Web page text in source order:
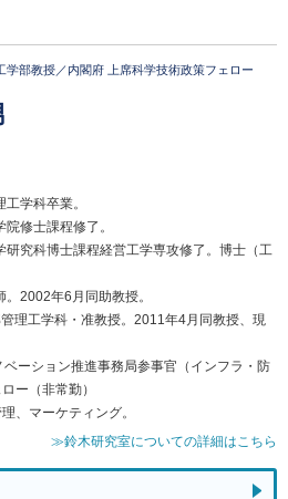
学部教授／内閣府 上席科学技術政策フェロー
学科卒業。
修士課程修了。
究科博士課程経営工学専攻修了。博士（工
2002年6月同助教授。
理工学科・准教授。2011年4月同教授、現
ーション推進事務局参事官（インフラ・防
ー（非常勤）
、マーケティング。
≫鈴木研究室についての詳細はこちら